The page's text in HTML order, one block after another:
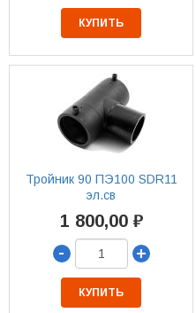
КУПИТЬ
Тройник 90 ПЭ100 SDR11
эл.св
1 800,00 ₽
-
+
КУПИТЬ